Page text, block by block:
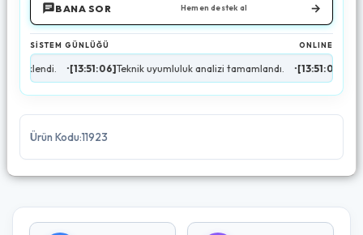
BANA SOR Hemen destek al →
SİSTEM GÜNLÜĞÜ ONLINE
Teknik uyumluluk analizi tamamlandı. •[13:51:07]Stok durumu
Ürün Kodu:11923